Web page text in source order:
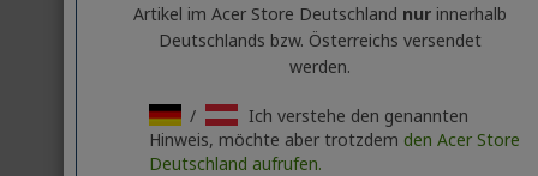
Artikel im Acer Store Deutschland nurinnerhalb
Deutschlands bzw. Österreichs versendet
werden.
/
Ich verstehe den genannten
Hinweis, möchte aber trotzdem den Acer Store
Deutschland aufrufen.